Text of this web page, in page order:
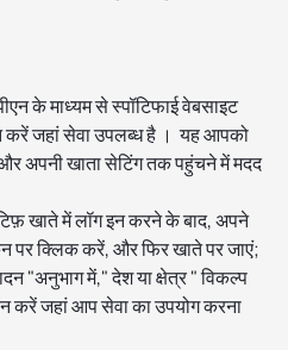
के माध्यम से स्पॉटिफाई वेबसाइट
जहां सेवा उपलब्ध है । यह आपको
अपनी खाता सेटिंग तक पहुंचने में मदद
खाते में लॉग इन करने के बाद, अपने
पर क्लिक करें, और फिर खाते पर जाएं;
"अनुभाग में," देश या क्षेत्र " विकल्प
जहां आप सेवा का उपयोग करना